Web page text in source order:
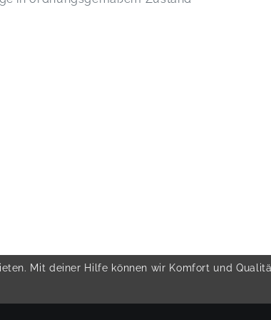
Mit deiner Hilfe können wir Komfort und